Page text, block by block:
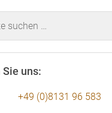
uns:
+49 (0)8131 96 583